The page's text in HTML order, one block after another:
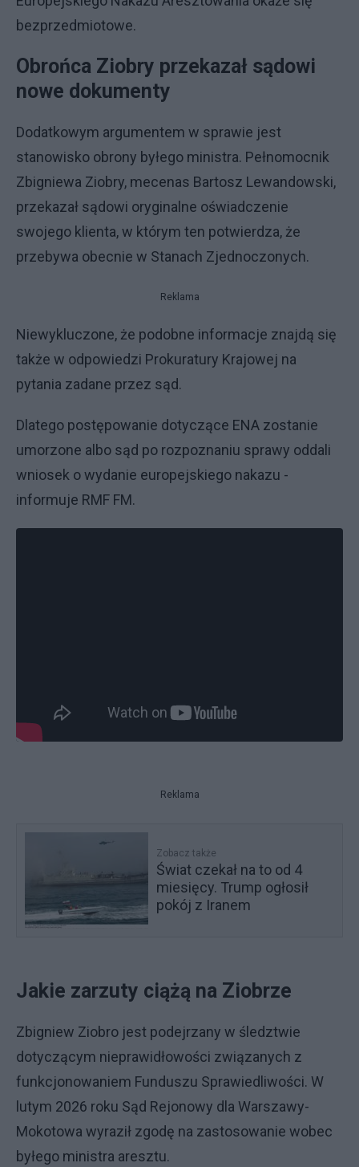
bezprzedmiotowe.
Obrońca Ziobry przekazał sądowi
nowe dokumenty
Dodatkowym argumentem w sprawie jest
stanowisko obrony byłego ministra. Pełnomocnik
Zbigniewa Ziobry, mecenas Bartosz Lewandowski,
przekazał sądowi oryginalne oświadczenie
swojego klienta, w którym ten potwierdza, że
przebywa obecnie w Stanach Zjednoczonych.
Reklama
Niewykluczone, że podobne informacje znajdą się
także w odpowiedzi Prokuratury Krajowej na
pytania zadane przez sąd.
Dlatego postępowanie dotyczące ENA zostanie
umorzone albo sąd po rozpoznaniu sprawy oddali
wniosek o wydanie europejskiego nakazu -
informuje RMF FM.
Reklama
Zobacz także
Świat czekał na to od 4
miesięcy. Trump ogłosił
pokój z Iranem
Jakie zarzuty ciążą na Ziobrze
Zbigniew Ziobro jest podejrzany w śledztwie
dotyczącym nieprawidłowości związanych z
funkcjonowaniem Funduszu Sprawiedliwości. W
lutym 2026 roku Sąd Rejonowy dla Warszawy-
Mokotowa wyraził zgodę na zastosowanie wobec
byłego ministra aresztu.